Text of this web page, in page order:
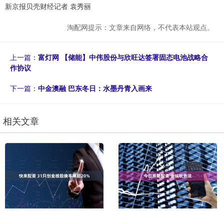
新京报贝壳财经记者 袁秀丽
淘配网提示：文章来自网络，不代表本站观点。
上一篇： 富灯网 【储能】中伟股份与欣旺达签署固态电池战略合
作协议
下一篇： 中金澳融 巴东冬日：水墨丹青入画来
相关文章